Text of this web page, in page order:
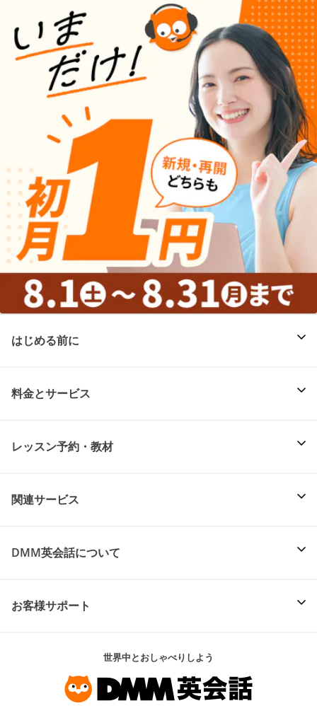
はじめる前に
料金とサービス
レッスン予約・教材
関連サービス
DMM英会話について
お客様サポート
世界中とおしゃべりしよう